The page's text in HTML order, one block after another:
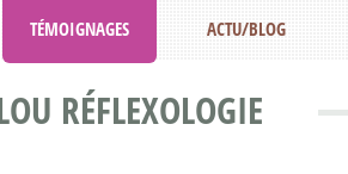
RÉFLEXOLOGIE
TÉMOIGNAGES ACTU/BLOG